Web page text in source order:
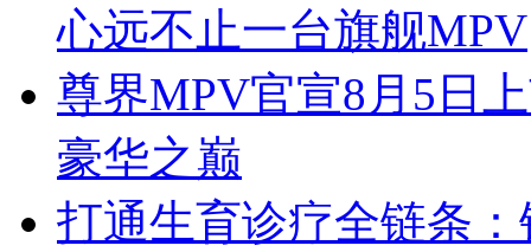
心远不止一台旗舰MPV
尊界MPV官宣8月5日
豪华之巅
打通生育诊疗全链条